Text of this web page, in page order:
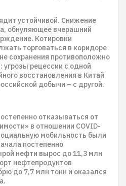
устойчивой. Снижение
обнуляющее вчерашний
Котировки
торговаться в коридоре
сохранения противоположно
рецессии с одной
восстановления в Китай
добычи – с другой.
отказываться от
в отношении COVID-
мобильность были
постепенно
нефти вырос до 11,3 млн
нефтепродуктов
до 7,7 млн тонн и оказался